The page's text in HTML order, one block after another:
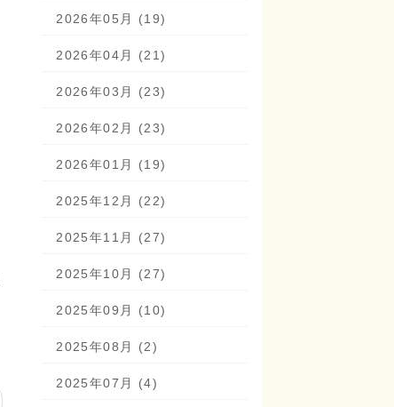
2026年05月 (19)
2026年04月 (21)
2026年03月 (23)
2026年02月 (23)
2026年01月 (19)
2025年12月 (22)
2025年11月 (27)
2025年10月 (27)
2025年09月 (10)
2025年08月 (2)
2025年07月 (4)